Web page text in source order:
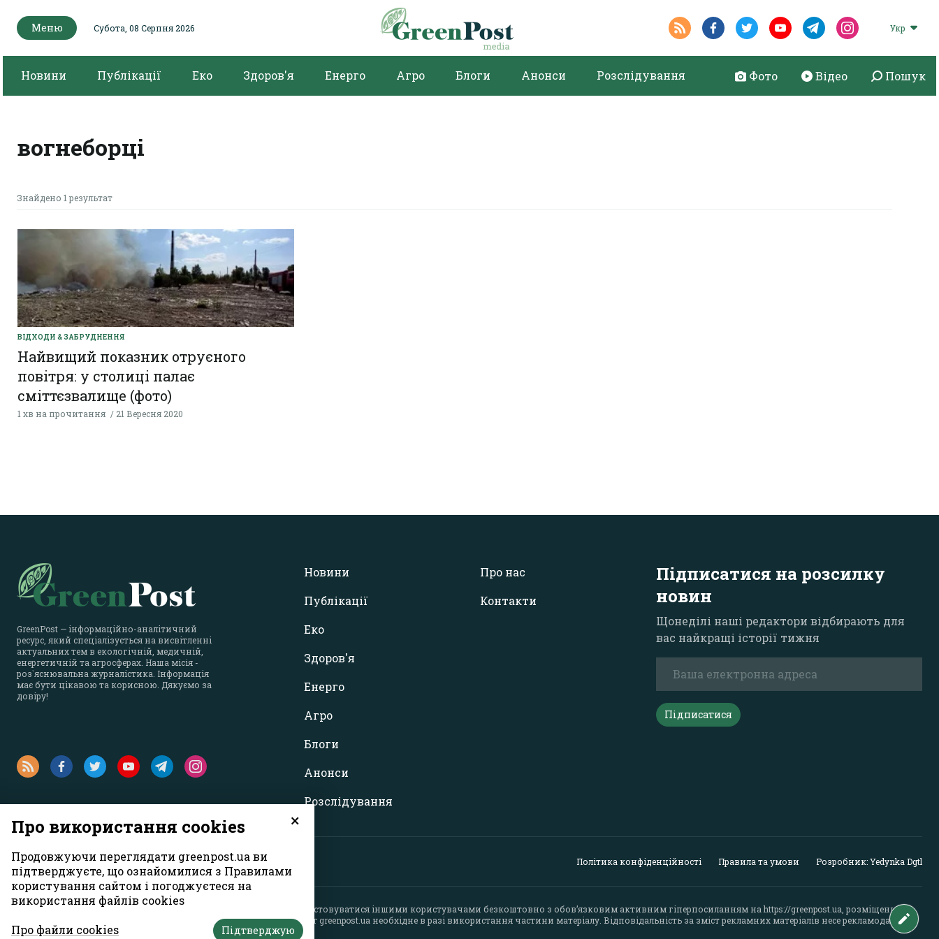
Меню Субота, 08 Серпня 2026 Укр
Новини Публікації Еко Здоров'я Енерго Агро Блоги Анонси Розслідування Фото Відео Пошук
вогнеборці
Знайдено 1 результат
ВІДХОДИ & ЗАБРУДНЕННЯ
Найвищий показник отруєного
повітря: у столиці палає
сміттєзвалище (фото)
1 хв на прочитання 21 Вересня 2020
GreenPost — інформаційно-аналітичний
ресурс, який спеціалізується на висвітленні
актуальних тем в екологічній, медичній,
енергетичній та агросферах. Наша місія -
роз`яснювальна журналістика. Інформація
має бути цікавою та корисною. Дякуємо за
довіру!
Новини
Публікації
Еко
Здоров'я
Енерго
Агро
Блоги
Анонси
Розслідування
Про нас
Контакти
Підписатися на розсилку
новин
Щонеділі наші редактори відбирають для
вас найкращі історії тижня
Підписатися
Політика конфіденційності Правила та умови Розробник: Yedynka Dgtl
Усі права захищені. Матеріали із сайту можуть використовуватися іншими користувачами безкоштовно з обов’язковим активним гіперпосиланням на https://greenpost.ua , розміщеним у
першому абзаці матеріалу. Також активне гіперпосилання на сайтgreenpost.ua необхідне в разі використання частини матеріалу. Відповідальність за зміст рекламних матеріалів несе рекламодавець.
Думка авторів матеріалів може не збігатися з позицією редакції.
×
Про використання cookies
Продовжуючи переглядати greenpost.ua ви
підтверджуєте, що ознайомилися з Правилами
користування сайтом і погоджуєтеся на
використання файлів cookies
Про файли cookies
Підтверджую